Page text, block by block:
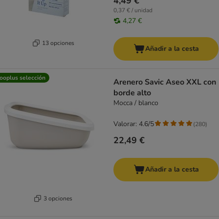
13 opciones
0,37 € / unidad
4,27 €
Añadir a la cesta
selección
3 opciones
Arenero Savic Aseo XXL con
borde alto
Mocca / blanco
22,49 €
Valorar: 4.6/5 (280)
Añadir a la cesta